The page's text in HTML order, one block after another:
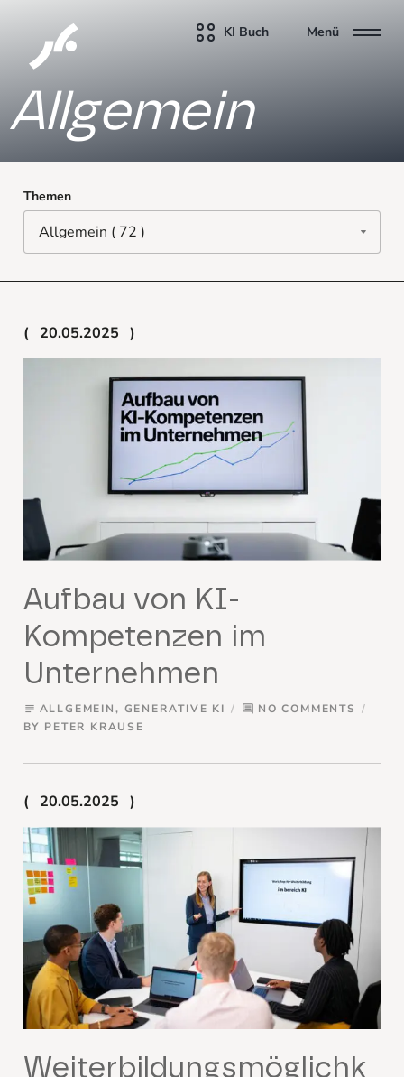
KI Buch Menü
Allgemein
Themen
20.05.2025
Aufbau von KI-
Kompetenzen im
Unternehmen
subject ALLGEMEIN, GENERATIVE KI comment NO COMMENTS
BY PETER KRAUSE
20.05.2025
Weiterbildungsmöglichk